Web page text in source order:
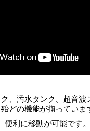
、汚水タンク、超音
どの機能が揃っていま
利に移動が可能です。